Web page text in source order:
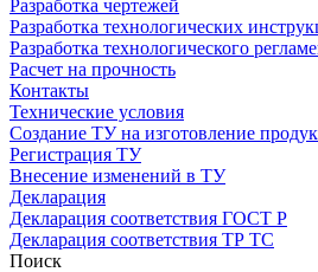
Разработка чертежей
Разработка технологических
Разработка технологического
Расчет на прочность
Контакты
Технические условия
Создание ТУ на изготовление
Регистрация ТУ
Внесение изменений в ТУ
Декларация
Декларация соответствия ГОСТ Р
Декларация соответствия ТР ТС
Поиск